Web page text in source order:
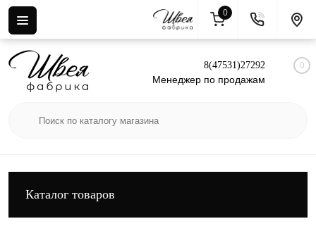
Вход Регистрация
8(47531)27292
Менеджер по продажам
0
Каталог товаров
0